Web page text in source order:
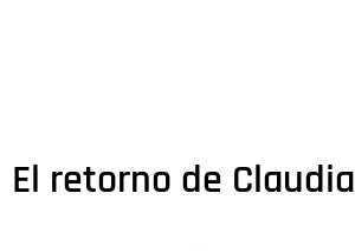
El retorno de Claudia